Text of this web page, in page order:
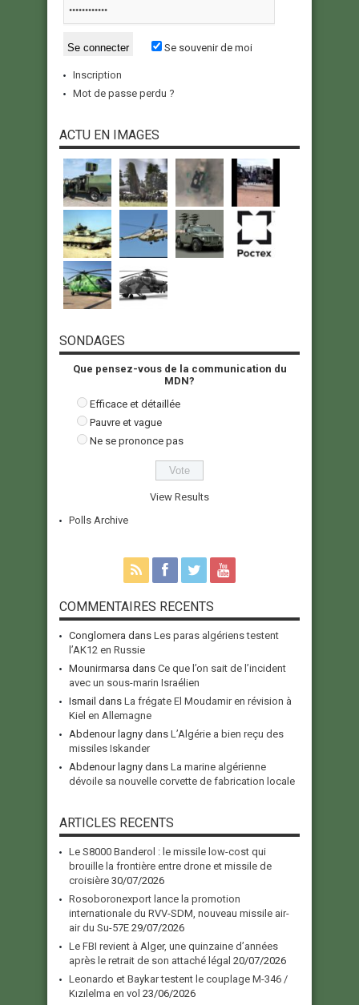
Se souvenir de moi
Inscription
Mot de passe perdu ?
ACTU EN IMAGES
SONDAGES
Que pensez-vous de la communication du
MDN?
Efficace et détaillée
Pauvre et vague
Ne se prononce pas
View Results
Polls Archive
COMMENTAIRES RECENTS
Conglomera dans Les paras algériens testent
l’AK12 en Russie
Mounirmarsa dans Ce que l’on sait de l’incident
avec un sous-marin Israélien
Ismail dans La frégate El Moudamir en révision à
Kiel en Allemagne
Abdenour lagny dans L’Algérie a bien reçu des
missiles Iskander
Abdenour lagny dans La marine algérienne
dévoile sa nouvelle corvette de fabrication locale
ARTICLES RECENTS
Le S8000 Banderol : le missile low-cost qui
brouille la frontière entre drone et missile de
croisière 30/07/2026
Rosoboronexport lance la promotion
internationale du RVV-SDM, nouveau missile air-
air du Su-57E 29/07/2026
Le FBI revient à Alger, une quinzaine d’années
après le retrait de son attaché légal 20/07/2026
Leonardo et Baykar testent le couplage M-346 /
Kızılelma en vol 23/06/2026